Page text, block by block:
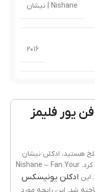
Nishane | نیشان
۲۰۱۶
بسیار خوب
یور فلیمز
هستید، ادکلن نیشان
فن یور فلیمز شما را مجذوب خود خواهد کرد. Nishane – Fan Your
ادکلن‌ یونیسکس